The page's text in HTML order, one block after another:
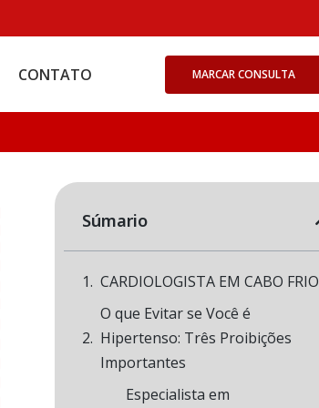
CONTATO MARCAR CONSULTA
Súmario
CARDIOLOGISTA EM CABO FRIO
O que Evitar se Você é
Hipertenso: Três Proibições
Importantes
Especialista em